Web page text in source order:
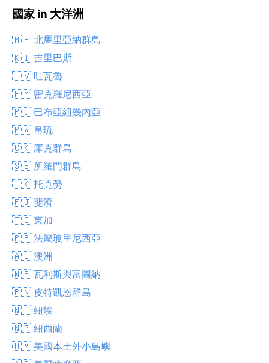
國家 in 大洋洲
🇲🇵 北馬里亞納群島
🇰🇮 吉里巴斯
🇹🇻 吐瓦魯
🇫🇲 密克羅尼西亞
🇵🇬 巴布亞紐幾內亞
🇵🇼 帛琉
🇨🇰 庫克群島
🇸🇧 所羅門群島
🇹🇰 托克勞
🇫🇯 斐濟
🇹🇴 東加
🇵🇫 法屬玻里尼西亞
🇦🇺 澳洲
🇼🇫 瓦利斯與富圖納
🇵🇳 皮特凱恩群島
🇳🇺 紐埃
🇳🇿 紐西蘭
🇺🇲 美國本土外小島嶼